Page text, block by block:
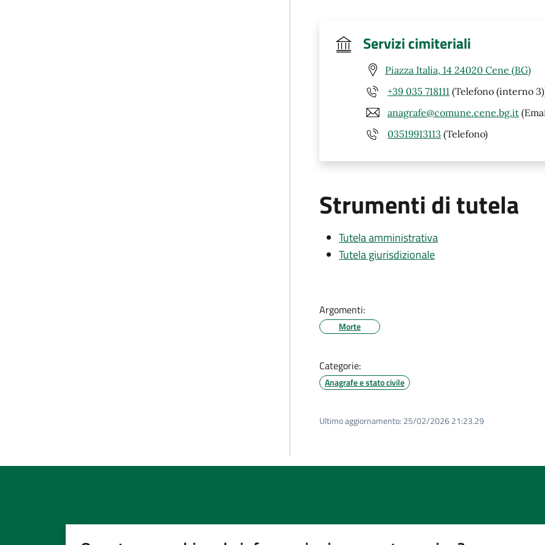
Servizi cimiteriali
Piazza Italia, 14 24020 Cene (BG)
+39 035 718111 (Telefono (interno
anagrafe@comune.cene.bg.it
03519913113 (Telefono)
Strumenti di tutela
Tutela amministrativa
Tutela giurisdizionale
Argomenti:
Morte
Categorie:
Anagrafe e stato civile
Ultimo aggiornamento: 25/02/2026 21:23.29